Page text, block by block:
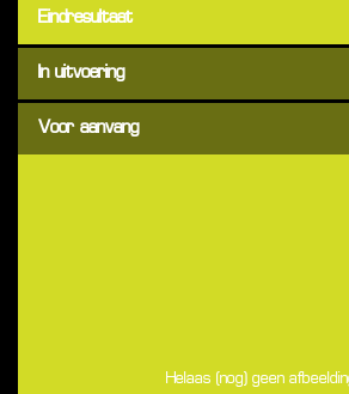
Eindresultaat
In uitvoering
Voor aanvang
Helaas (nog) geen